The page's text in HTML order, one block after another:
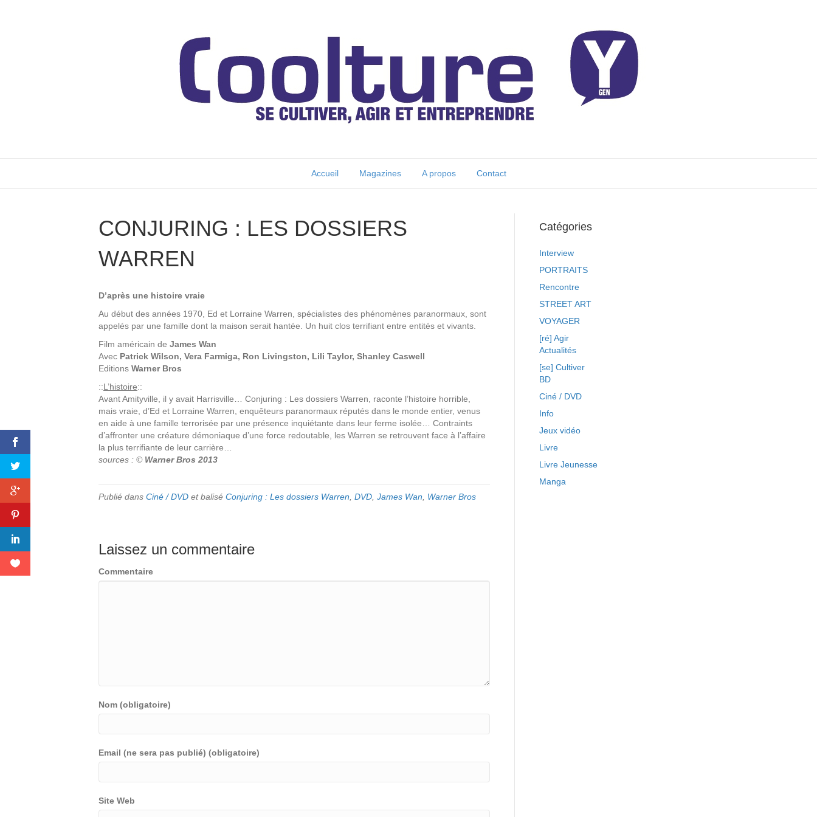
Accueil Magazines A propos Contact
CONJURING : LES DOSSIERS
WARREN
D’après une histoire vraie
Au début des années 1970, Ed et Lorraine Warren, spécialistes des phénomènes paranormaux, sont
appelés par une famille dont la maison serait hantée. Un huit clos terrifiant entre entités et vivants.
Film américain de James Wan
Avec Patrick Wilson, Vera Farmiga, Ron Livingston, Lili Taylor, Shanley Caswell
Editions Warner Bros
::L’histoire::
Avant Amityville, il y avait Harrisville… Conjuring : Les dossiers Warren, raconte l’histoire horrible,
mais vraie, d’Ed et Lorraine Warren, enquêteurs paranormaux réputés dans le monde entier, venus
en aide à une famille terrorisée par une présence inquiétante dans leur ferme isolée… Contraints
d’affronter une créature démoniaque d’une force redoutable, les Warren se retrouvent face à l’affaire
la plus terrifiante de leur carrière…
sources : © Warner Bros 2013
Publié dans Ciné / DVD et balisé Conjuring : Les dossiers Warren DVD James Wan Warner Bros
Laissez un commentaire
Commentaire
Nom (obligatoire)
Email (ne sera pas publié) (obligatoire)
Site Web
Catégories
Interview
PORTRAITS
Rencontre
STREET ART
VOYAGER
[ré] Agir
Actualités
[se] Cultiver
BD
Ciné / DVD
Info
Jeux vidéo
Livre
Livre Jeunesse
Manga